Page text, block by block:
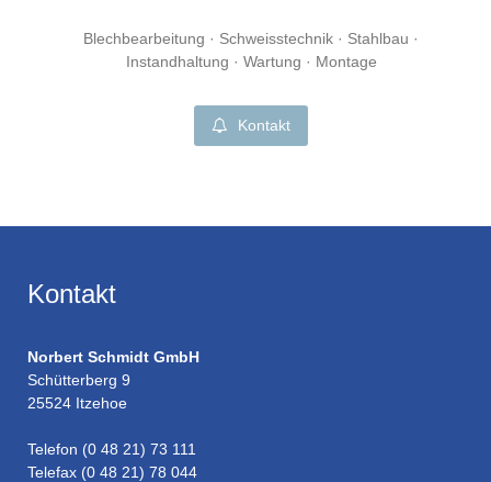
Blechbearbeitung · Schweisstechnik · Stahlbau ·
Instandhaltung · Wartung · Montage
Kontakt
Kontakt
Norbert Schmidt GmbH
Schütterberg 9
25524 Itzehoe
Telefon (0 48 21) 73 111
Telefax (0 48 21) 78 044